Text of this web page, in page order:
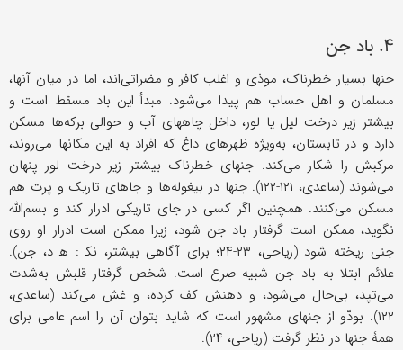
۴. باد جن
جنها بسیار خطرناک، موذی و اغلب کافر و مضراتی‌اند، اما در میان آنها،
مسلمان و اهل حساب هم پیدا می‌شود. مبدأ این باد مسقط است و
بیشتر زیر درخت لیل یا لور، داخل چاههای آب و حوالی برکه‌ها مسکن
دارد و در تابستان، به‌ویژه ظهرهای داغ که افراد به این مکانها می‌روند،
مرکبش را شکار می‌کند. جنهای خطرناک بیشتر زیر درخت لور پنهان
می‌شوند (ساعدی، ۱۲۱-۱۲۲). جنها در بیغوله‌ها و جاهای تاریک و پرت هم
مسکن می‌کنند. همچنین اگر کسی در جای تاریکی ادرار کند و بسم‌الله
نگوید، ممکن است گرفتار باد جن شود، زیرا ممکن است ادرار او روی
جنی ریخته شود (ریاحی، ۲۳-۲۴؛ برای آگاهی بیشتر، نک‍ : ه‍ د، جن).
علائم ابتلا به باد جن شبیه صرع است. شخص گرفتار قلبش به‌شدت
می‌تپد، بی‌حال می‌شود، و دهنش کف کرده، و غش می‌کند (ساعدی،
۱۲۲). بودّو از جنهای مشهور است که شاید بتوان آن را اسم عامی برای
همۀ جنها در نظر گرفت (ریاحی، ۲۴).